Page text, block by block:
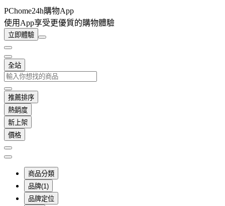
PChome24h購物App
使用App享受更優質的購物體驗
立即體驗
全站
推薦排序
熱銷度
新上架
價格
商品分類
品牌(1)
品牌定位